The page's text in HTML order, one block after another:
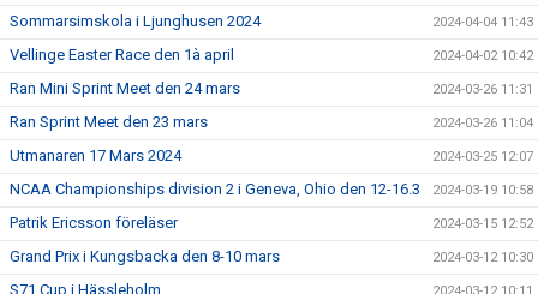
Sommarsimskola i Ljunghusen 2024 2024-04-04 11:43
Vellinge Easter Race den 1à april 2024-04-02 10:42
Ran Mini Sprint Meet den 24 mars 2024-03-26 11:31
Ran Sprint Meet den 23 mars 2024-03-26 11:04
Utmanaren 17 Mars 2024 2024-03-25 12:07
NCAA Championships division 2 i Geneva, Ohio den 12-16.3 2024-03-19 10:58
Patrik Ericsson föreläser 2024-03-15 12:52
Grand Prix i Kungsbacka den 8-10 mars 2024-03-12 10:30
S71 Cup i Hässleholm